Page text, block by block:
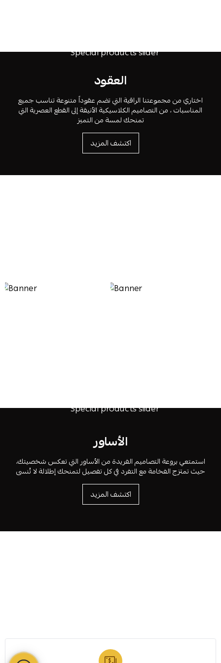
العقود
اختاري من مجموعتنا الراقية التي تضم عقوداً متنوعة تناسب جميع
المناسبات ، من التصاميم الكلاسيكية الأنيقة إلى القطع العصرية التي
تمنحك لمسة من التميز
اكتشف المزيد
الأساور
استمتعي بروعة التصاميم الفريدة من الأساور التي تعكس شخصيتك،
حيث تمتزج الفخامة مع التفرد في كل تفصيل لتمنحك إطلالة لا تُنسى
اكتشف المزيد